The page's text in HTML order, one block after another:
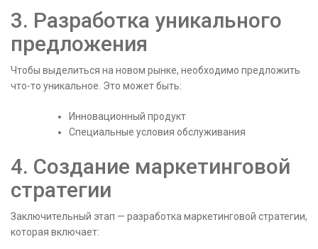
3. Разработка уникального
предложения
Чтобы выделиться на новом рынке, необходимо предложить
что-то уникальное. Это может быть:
Инновационный продукт
Специальные условия обслуживания
4. Создание маркетинговой
стратегии
Заключительный этап — разработка маркетинговой стратегии,
которая включает: